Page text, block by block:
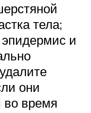
тела;
и
они
во время